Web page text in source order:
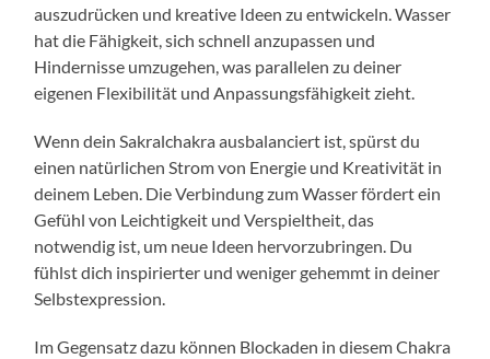
auszudrücken und kreative Ideen zu entwickeln. Wasser
hat die Fähigkeit, sich schnell anzupassen und
Hindernisse umzugehen, was parallelen zu deiner
eigenen Flexibilität und Anpassungsfähigkeit zieht.
Wenn dein Sakralchakra ausbalanciert ist, spürst du
einen natürlichen Strom von Energie und Kreativität in
deinem Leben. Die Verbindung zum Wasser fördert ein
Gefühl von Leichtigkeit und Verspieltheit, das
notwendig ist, um neue Ideen hervorzubringen. Du
fühlst dich inspirierter und weniger gehemmt in deiner
Selbstexpression.
Im Gegensatz dazu können Blockaden in diesem Chakra